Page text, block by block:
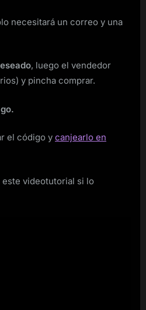
necesitará un correo y una
, luego el vendedor
y pincha comprar.
el código y canjearlo en
videotutorial si lo